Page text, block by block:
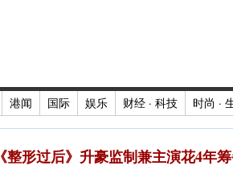
港闻 国际 娱乐 财经 · 科技 时尚 ·
《整形过后》升豪监制兼主演花4年